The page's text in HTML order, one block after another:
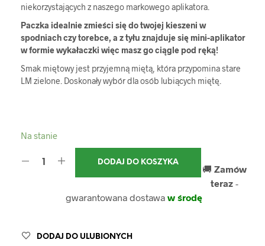
niekorzystających z naszego markowego aplikatora.
Paczka idealnie zmieści się do twojej kieszeni w
spodniach czy torebce, a z tyłu znajduje się mini-aplikator
w formie wykałaczki więc masz go ciągle pod ręką!
Smak miętowy jest przyjemną miętą, która przypomina stare
LM zielone. Doskonały wybór dla osób lubiących miętę.
Na stanie
DODAJ DO KOSZYKA
🚚 Zamów
teraz-
gwarantowana dostawa w środę
DODAJ DO ULUBIONYCH